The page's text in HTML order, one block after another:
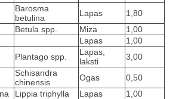
Barosma
betulina
Lapas
1,80
Betula spp. Miza
1,00
Lapas
1,00
Plantago spp.
Lapas,
laksti
3,00
Schisandra
chinensis
Ogas
0,50
Lippia triphylla Lapas
1,00